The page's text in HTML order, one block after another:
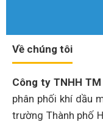
Về chúng tôi
Công ty TNHH
phân phối khí dầu
trường Thành phố